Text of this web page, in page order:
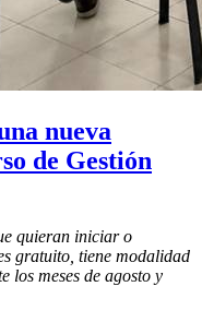
nueva
de Gestión
quieran iniciar o
gratuito, tiene modalidad
los meses de agosto y